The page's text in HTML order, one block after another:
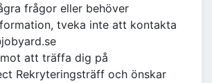
frågor eller behöver
tveka inte att kontakta
att träffa dig på
Rekryteringsträff och önskar